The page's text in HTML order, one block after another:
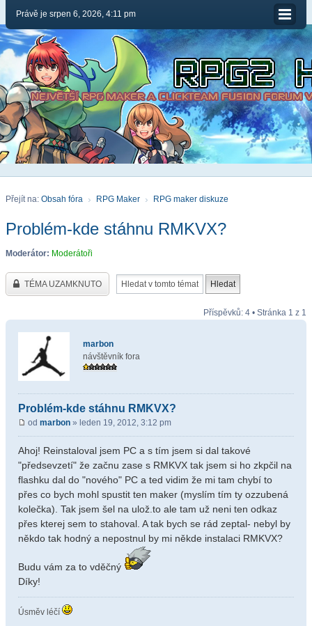
Právě je srpen 6, 2026, 4:11 pm
Přejít na: Obsah fóra RPG Maker RPG maker diskuze
Problém-kde stáhnu RMKVX?
Moderátor: Moderátoři
TÉMA UZAMKNUTO
Příspěvků: 4 • Stránka 1 z 1
marbon
návštěvník fora
Problém-kde stáhnu RMKVX?
od marbon » leden 19, 2012, 3:12 pm
Ahoj! Reinstaloval jsem PC a s tím jsem si dal takové
"předsevzetí" že začnu zase s RMKVX tak jsem si ho zkpčil na
flashku dal do "nového" PC a ted vidim že mi tam chybí to
přes co bych mohl spustit ten maker (myslím tím ty ozzubená
kolečka). Tak jsem šel na ulož.to ale tam už neni ten odkaz
přes kterej sem to stahoval. A tak bych se rád zeptal- nebyl by
někdo tak hodný a nepostnul by mi někde instalaci RMKVX?
Budu vám za to vděčný
Díky!
Úsměv léčí